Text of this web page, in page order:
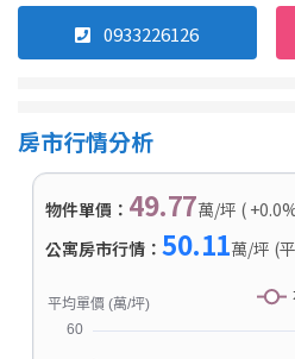
0933226126
房市行情分析
物件單價： 49.77萬/坪 (
公寓房市行情： 50.11萬/坪 (